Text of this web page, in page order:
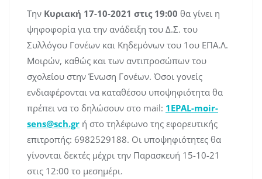
Την Κυριακή 17-10-2021 στις 19:00 θα γίνει η
ψηφοφορία για την ανάδειξη του Δ.Σ. του
Συλλόγου Γονέων και Κηδεμόνων του 1ου ΕΠΑ.Λ.
Μοιρών, καθώς και των αντιπροσώπων του
σχολείου στην Ένωση Γονέων. Όσοι γονείς
ενδιαφέρονται να καταθέσου υποψηφιότητα θα
πρέπει να το δηλώσουν στο mail: 1EPAL-moir-
sens@sch.gr ή στο τηλέφωνο της εφορευτικής
επιτροπής: 6982529188. Οι υποψηφιότητες θα
γίνονται δεκτές μέχρι την Παρασκευή 15-10-21
στις 12:00 το μεσημέρι.